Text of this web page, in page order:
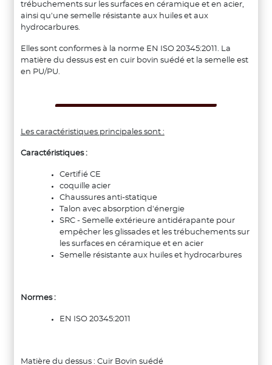
trébuchements sur les surfaces en céramique et en acier,
ainsi qu'une semelle résistante aux huiles et aux
hydrocarbures.
Elles sont conformes à la norme EN ISO 20345:2011. La
matière du dessus est en cuir bovin suédé et la semelle est
en PU/PU.
Les caractéristiques principales sont :
Caractéristiques :
Certifié CE
coquille acier
Chaussures anti-statique
Talon avec absorption d'énergie
SRC - Semelle extérieure antidérapante pour
empêcher les glissades et les trébuchements sur
les surfaces en céramique et en acier
Semelle résistante aux huiles et hydrocarbures
Normes :
EN ISO 20345:2011
Matière du dessus : Cuir Bovin suédé